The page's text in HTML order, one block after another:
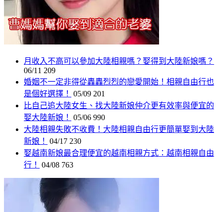
月收入不高可以參加大陸相親嗎？娶得到大陸新娘嗎？
06/11 209
婚姻不一定非得從轟轟烈烈的戀愛開始！相親自由行也
是個好選擇！
05/09 201
比自己追大陸女生、找大陸新娘仲介更有效率與便宜的
娶大陸新娘！
05/06 990
大陸相親失敗不收費！大陸相親自由行更簡單娶到大陸
新娘！
04/17 230
娶越南新娘最合理便宜的越南相親方式：越南相親自由
行！
04/08 763